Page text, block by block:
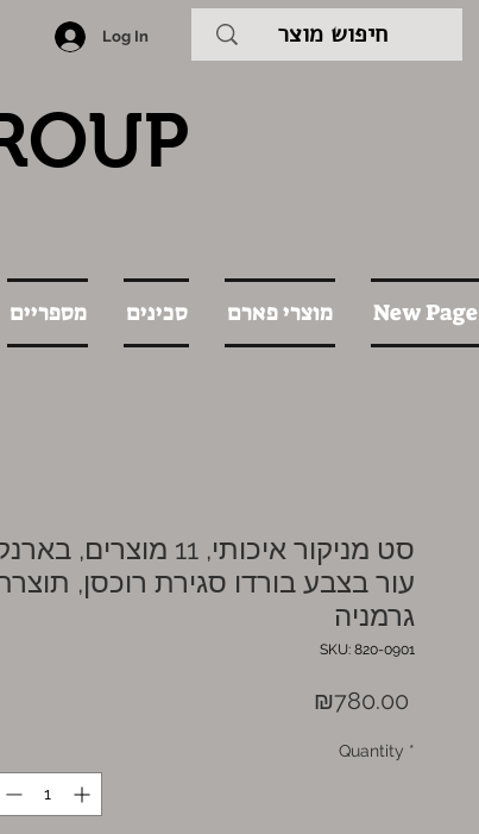
Log In
New Page מוצרי פארם סכינים מספריים
סט מניקור איכותי, 11 מוצרים,
עור בצבע בורדו סגירת רוכסן,
גרמניה
SKU: 820-0901
₪780.00
Quantity *